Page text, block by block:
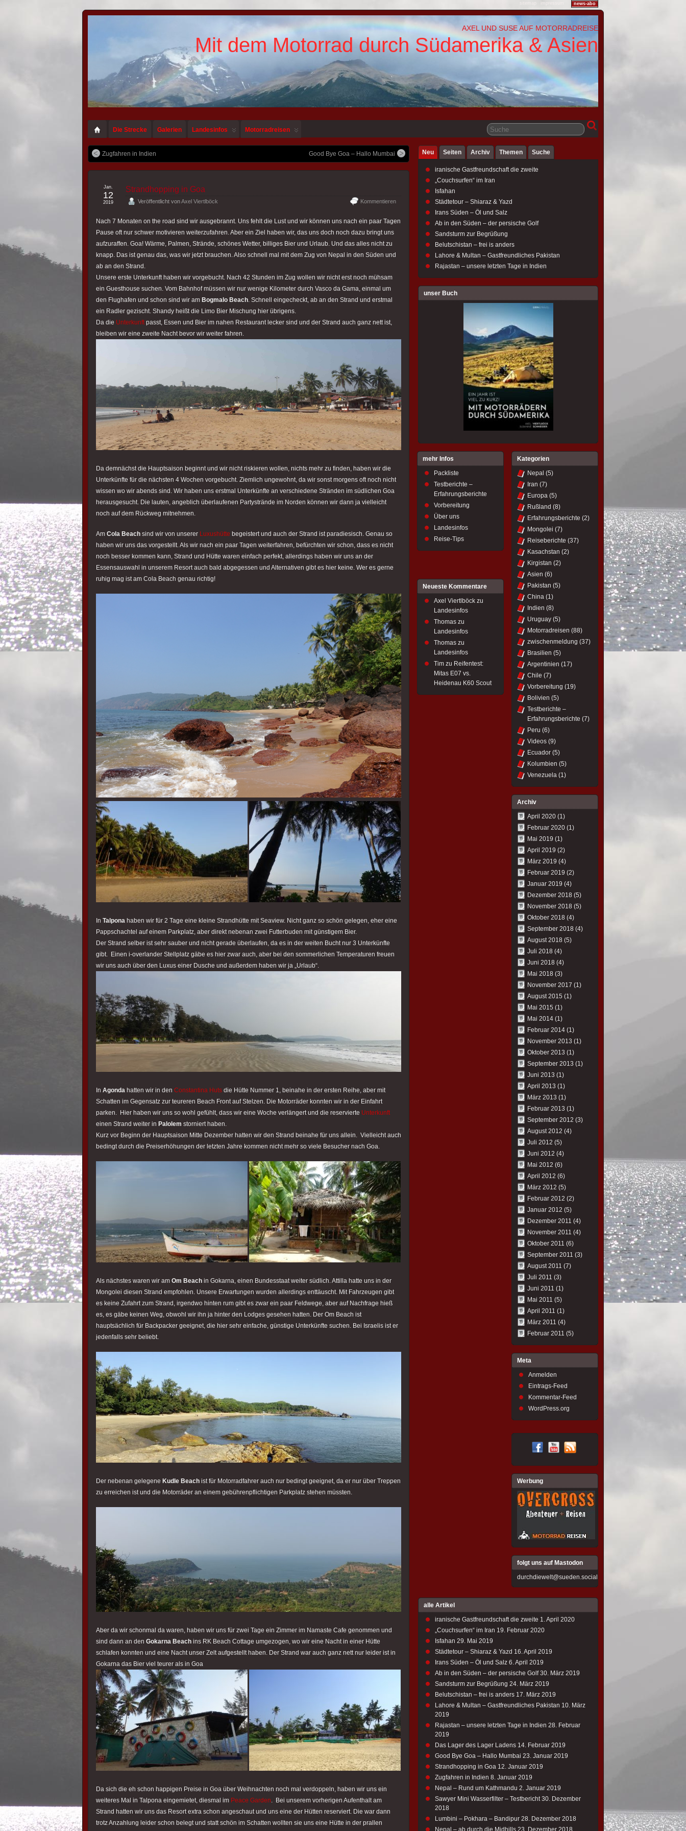
news-abo
impressum
AXEL UND SUSE AUF MOTORRADREISE
Mit dem Motorrad durch Südamerika & Asien
Die Strecke Galerien Landesinfos Motorradreisen
Zugfahren in Indien Good Bye Goa – Hallo Mumbai
Strandhopping in Goa
Veröffentlicht vonAxel Viertlböck Kommentieren
Jan.
12
2019
Nach 7 Monaten on the road sind wir ausgebrannt. Uns fehlt die Lust und wir können uns nach ein paar Tagen
Pause oft nur schwer motivieren weiterzufahren. Aber ein Ziel haben wir, das uns doch noch dazu bringt uns
aufzuraffen. Goa! Wärme, Palmen, Strände, schönes Wetter, billiges Bier und Urlaub. Und das alles nicht zu
knapp. Das ist genau das, was wir jetzt brauchen. Also schnell mal mit dem Zug von Nepal in den Süden und
ab an den Strand.
Unsere erste Unterkunft haben wir vorgebucht. Nach 42 Stunden im Zug wollen wir nicht erst noch mühsam
ein Guesthouse suchen. Vom Bahnhof müssen wir nur wenige Kilometer durch Vasco da Gama, einmal um
den Flughafen und schon sind wir am Bogmalo Beach. Schnell eingecheckt, ab an den Strand und erstmal
ein Radler gezischt. Shandy heißt die Limo Bier Mischung hier übrigens.
Da die Unterkunftpasst, Essen und Bier im nahen Restaurant lecker sind und der Strand auch ganz nett ist,
bleiben wir eine zweite Nacht bevor wir weiter fahren.
Da demnächst die Hauptsaison beginnt und wir nicht riskieren wollen, nichts mehr zu finden, haben wir die
Unterkünfte für die nächsten 4 Wochen vorgebucht. Ziemlich ungewohnt, da wir sonst morgens oft noch nicht
wissen wo wir abends sind. Wir haben uns erstmal Unterkünfte an verschiedene Stränden im südlichen Goa
herausgesucht. Die lauten, angeblich überlaufenen Partystrände im Norden können wir dann ja vielleicht
noch auf dem Rückweg mitnehmen.
Am Cola Beach sind wir von unserer Luxushütte begeistert und auch der Strand ist paradiesisch. Genau so
haben wir uns das vorgestellt. Als wir nach ein paar Tagen weiterfahren, befürchten wir schon, dass es nicht
noch besser kommen kann, Strand und Hütte waren einfach perfekt, allerdings haben wir uns an der
Essensauswahl in unserem Resort auch bald abgegessen und Alternativen gibt es hier keine. Wer es gerne
ruhig mag ist am Cola Beach genau richtig!
In Talpona haben wir für 2 Tage eine kleine Strandhütte mit Seaview. Nicht ganz so schön gelegen, eher eine
Pappschachtel auf einem Parkplatz, aber direkt nebenan zwei Futterbuden mit günstigem Bier.
Der Strand selber ist sehr sauber und nicht gerade überlaufen, da es in der weiten Bucht nur 3 Unterkünfte
gibt. Einen i-overlander Stellplatz gäbe es hier zwar auch, aber bei den sommerlichen Temperaturen freuen
wir uns auch über den Luxus einer Dusche und außerdem haben wir ja „Urlaub“.
In Agonda hatten wir in den Constantina Huts die Hütte Nummer 1, beinahe in der ersten Reihe, aber mit
Schatten im Gegensatz zur teureren Beach Front auf Stelzen. Die Motorräder konnten wir in der Einfahrt
parken. Hier haben wir uns so wohl gefühlt, dass wir eine Woche verlängert und die reservierte Unterkunft
einen Strand weiter in Palolem storniert haben.
Kurz vor Beginn der Hauptsaison Mitte Dezember hatten wir den Strand beinahe für uns allein. Vielleicht auch
bedingt durch die Preiserhöhungen der letzten Jahre kommen nicht mehr so viele Besucher nach Goa.
Als nächstes waren wir am Om Beach in Gokarna, einen Bundesstaat weiter südlich. Attilla hatte uns in der
Mongolei diesen Strand empfohlen. Unsere Erwartungen wurden allerdings enttäuscht. Mit Fahrzeugen gibt
es keine Zufahrt zum Strand, irgendwo hinten rum gibt es zwar ein paar Feldwege, aber auf Nachfrage hieß
es, es gäbe keinen Weg, obwohl wir ihn ja hinter den Lodges gesehen hatten. Der Om Beach ist
hauptsächlich für Backpacker geeignet, die hier sehr einfache, günstige Unterkünfte suchen. Bei Israelis ist er
jedenfalls sehr beliebt.
Der nebenan gelegene Kudle Beach ist für Motorradfahrer auch nur bedingt geeignet, da er nur über Treppen
zu erreichen ist und die Motorräder an einem gebührenpflichtigen Parkplatz stehen müssten.
Aber da wir schonmal da waren, haben wir uns für zwei Tage ein Zimmer im Namaste Cafe genommen und
sind dann an den Gokarna Beach ins RK Beach Cottage umgezogen, wo wir eine Nacht in einer Hütte
schlafen konnten und eine Nacht unser Zelt aufgestellt haben. Der Strand war auch ganz nett nur leider ist in
Gokarna das Bier viel teurer als in Goa
Da sich die eh schon happigen Preise in Goa über Weihnachten noch mal verdoppeln, haben wir uns ein
weiteres Mal in Talpona eingemietet, diesmal im Peace Garden . Bei unserem vorherigen Aufenthalt am
Strand hatten wir uns das Resort extra schon angeschaut und uns eine der Hütten reserviert. Die war dann
trotz Anzahlung leider schon belegt und statt schön im Schatten wollten sie uns eine Hütte in der prallen
Neu Seiten Archiv Themen Suche
iranische Gastfreundschaft die zweite
„Couchsurfen“ im Iran
Isfahan
Städtetour – Shiaraz & Yazd
Irans Süden – Öl und Salz
Ab in den Süden – der persische Golf
Sandsturm zur Begrüßung
Belutschistan – frei is anders
Lahore & Multan – Gastfreundliches Pakistan
Rajastan – unsere letzten Tage in Indien
unser Buch
Kategorien
Nepal (5)
Iran (7)
Europa (5)
Rußland (8)
Erfahrungsberichte (2)
Mongolei (7)
Reiseberichte (37)
Kasachstan (2)
Kirgistan (2)
Asien (6)
Pakistan (5)
China (1)
Indien (8)
Uruguay (5)
Motorradreisen (88)
zwischenmeldung (37)
Brasilien (5)
Argentinien (17)
Chile (7)
Vorbereitung (19)
Bolivien (5)
Testberichte –
Erfahrungsberichte (7)
Peru (6)
Videos (9)
Ecuador (5)
Kolumbien (5)
Venezuela (1)
Archiv
April 2020 (1)
Februar 2020 (1)
Mai 2019 (1)
April 2019 (2)
März 2019 (4)
Februar 2019 (2)
Januar 2019 (4)
Dezember 2018 (5)
November 2018 (5)
Oktober 2018 (4)
September 2018 (4)
August 2018 (5)
Juli 2018 (4)
Juni 2018 (4)
Mai 2018 (3)
November 2017 (1)
August 2015 (1)
Mai 2015 (1)
Mai 2014 (1)
Februar 2014 (1)
November 2013 (1)
Oktober 2013 (1)
September 2013 (1)
Juni 2013 (1)
April 2013 (1)
März 2013 (1)
Februar 2013 (1)
September 2012 (3)
August 2012 (4)
Juli 2012 (5)
Juni 2012 (4)
Mai 2012 (6)
April 2012 (6)
März 2012 (5)
Februar 2012 (2)
Januar 2012 (5)
Dezember 2011 (4)
November 2011 (4)
Oktober 2011 (6)
September 2011 (3)
August 2011 (7)
Juli 2011 (3)
Juni 2011 (1)
Mai 2011 (5)
April 2011 (1)
März 2011 (4)
Februar 2011 (5)
Meta
Anmelden
Eintrags-Feed
Kommentar-Feed
WordPress.org
Werbung
folgt uns auf Mastodon
durchdiewelt@sueden.social
mehr Infos
Packliste
Testberichte –
Erfahrungsberichte
Vorbereitung
Über uns
Landesinfos
Reise-Tips
Neueste Kommentare
Axel Viertlböck zu
Landesinfos
Thomas zu
Landesinfos
Thomas zu
Landesinfos
Tim zu Reifentest:
Mitas E07 vs.
Heidenau K60 Scout
alle Artikel
iranische Gastfreundschaft die zweite 1. April 2020
„Couchsurfen“ im Iran 19. Februar 2020
Isfahan 29. Mai 2019
Städtetour – Shiaraz & Yazd 16. April 2019
Irans Süden – Öl und Salz 6. April 2019
Ab in den Süden – der persische Golf 30. März 2019
Sandsturm zur Begrüßung 24. März 2019
Belutschistan – frei is anders 17. März 2019
Lahore & Multan – Gastfreundliches Pakistan 10. März
2019
Rajastan – unsere letzten Tage in Indien 28. Februar
2019
Das Lager des Lager Ladens 14. Februar 2019
Good Bye Goa – Hallo Mumbai 23. Januar 2019
Strandhopping in Goa 12. Januar 2019
Zugfahren in Indien 8. Januar 2019
Nepal – Rund um Kathmandu 2. Januar 2019
Sawyer Mini Wasserfilter – Testbericht 30. Dezember
2018
Lumbini – Pokhara – Bandipur 28. Dezember 2018
Nepal – ab durch die Midhills 23. Dezember 2018